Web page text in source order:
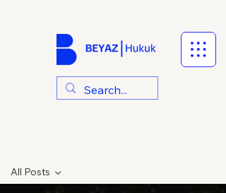
All Posts